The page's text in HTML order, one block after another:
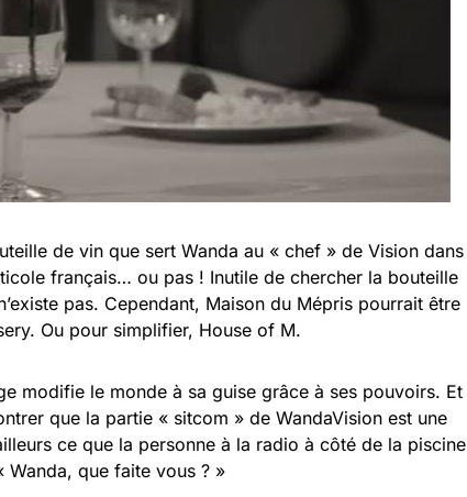
de vin que sert Wanda au « chef » de Vision dans
français… ou pas ! Inutile de chercher la bouteille
pas. Cependant, Maison du Mépris pourrait être
Ou pour simplifier, House of M.
modifie le monde à sa guise grâce à ses pouvoirs. Et
que la partie « sitcom » de WandaVision est une
ce que la personne à la radio à côté de la piscine
Wanda, que faite vous ? »